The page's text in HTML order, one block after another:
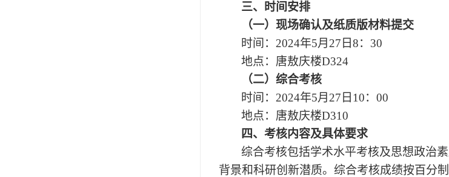
三、
时间安排
（一）现场确认及纸质版材料提交
时间： 2024年5月27日8：30
地点：唐敖庆楼D324
（二）综合考核
时间： 2024年5月27日10：00
地点：唐敖庆楼D310
四、考核内容及具体要求
综合考核包括学术水平考核及思想政治
背景和科研创新潜质。综合考核成绩按百分